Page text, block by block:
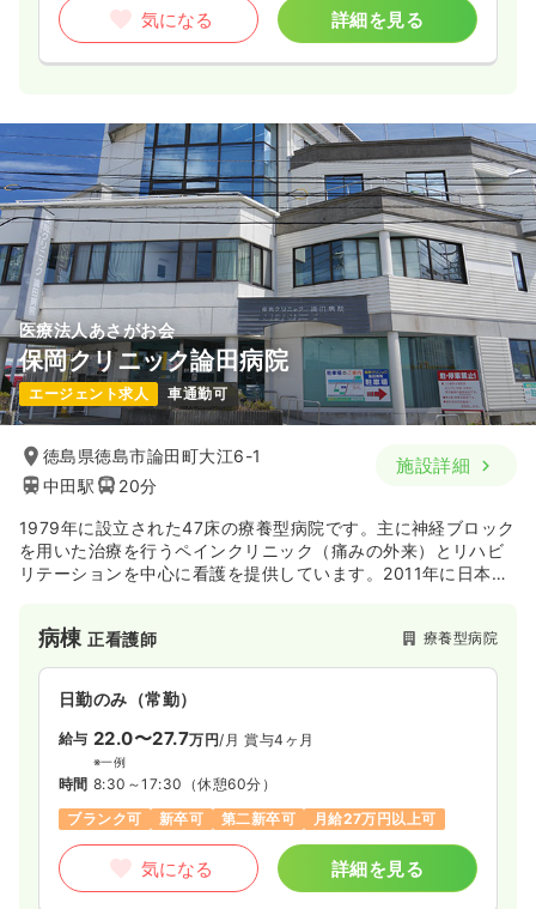
気になる 詳細を見る
医療法人あさがお会
保岡クリニック論田病院
エージェント求人 車通勤可
徳島県徳島市論田町大江6-1
中田駅
20分
施設詳細
1979年に設立された47床の療養型病院です。主に神経ブロック
を用いた治療を行うペインクリニック（痛みの外来）とリハビ
リテーションを中心に看護を提供しています。2011年に日本医
病棟正看護師 療養型病院
日勤のみ（常勤）
給与 22.0〜27.7万円/月 賞与4ヶ月
※一例
時間 8:30～17:30 （休憩60分）
ブランク可
新卒可 第二新卒可 月給27万円以上可
気になる 詳細を見る